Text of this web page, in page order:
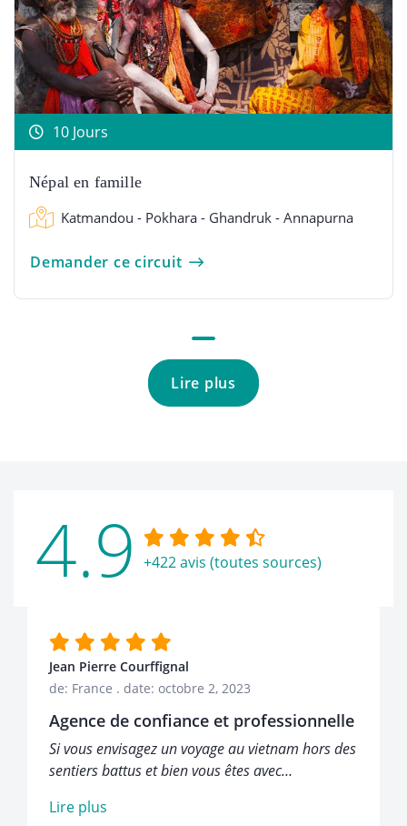
10 Jours
Népal en famille
Katmandou - Pokhara - Ghandruk - Annapurna
Demander ce circuit
Lire plus
4.9 +422 avis (toutes sources)
Jean Pierre Courffignal
de: France . date: octobre 2, 2023
Agence de confiance et professionnelle
Si vous envisagez un voyage au vietnam hors des
sentiers battus et bien vous êtes avec…
Lire plus